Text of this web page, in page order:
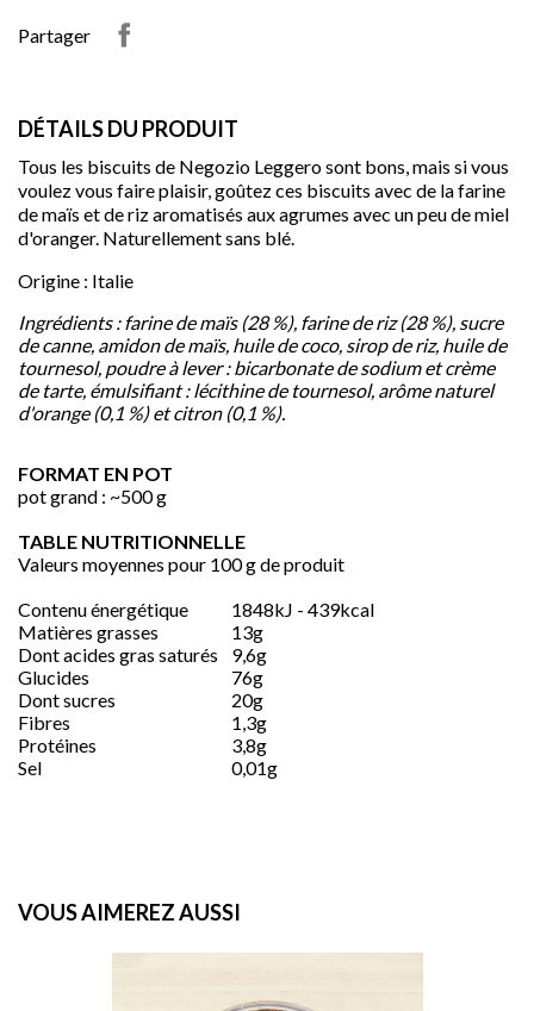
favorite
Partager
DÉTAILS DU PRODUIT
Tous les biscuits de Negozio Leggero sont bons, mais si vous
voulez vous faire plaisir, goûtez ces biscuits avec de la farine
de maïs et de riz aromatisés aux agrumes avec un peu de miel
d'oranger. Naturellement sans blé.
Origine : Italie
Ingrédients : farine de maïs (28 %), farine de riz (28 %), sucre
de canne, amidon de maïs, huile de coco, sirop de riz, huile de
tournesol, poudre à lever : bicarbonate de sodium et crème
de tarte, émulsifiant : lécithine de tournesol, arôme naturel
d'orange (0,1 %) et citron (0,1 %).
FORMAT EN POT
pot grand : ~500 g
TABLE NUTRITIONNELLE
Valeurs moyennes pour 100 g de produit
Contenu énergétique
1848kJ - 439kcal
Matières grasses
13g
Dont acides gras saturés
9,6g
Glucides
76g
Dont sucres
20g
Fibres
1,3g
Protéines
3,8g
Sel
0,01g
VOUS AIMEREZ AUSSI